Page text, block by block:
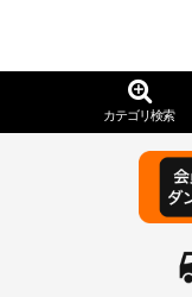
カテゴリ検索